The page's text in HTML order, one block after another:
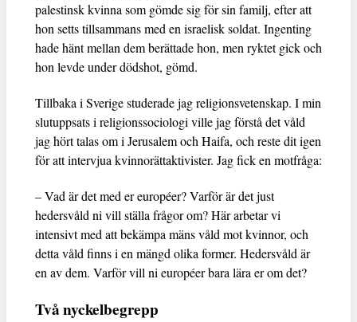
palestinsk kvinna som gömde sig för sin familj, efter att
hon setts tillsammans med en israelisk soldat. Ingenting
hade hänt mellan dem berättade hon, men ryktet gick och
hon levde under dödshot, gömd.
Tillbaka i Sverige studerade jag religionsvetenskap. I min
slutuppsats i religionssociologi ville jag förstå det våld
jag hört talas om i Jerusalem och Haifa, och reste dit igen
för att intervjua kvinnorättaktivister. Jag fick en motfråga:
– Vad är det med er européer? Varför är det just
hedersvåld ni vill ställa frågor om? Här arbetar vi
intensivt med att bekämpa mäns våld mot kvinnor, och
detta våld finns i en mängd olika former. Hedersvåld är
en av dem. Varför vill ni européer bara lära er om det?
Två nyckelbegrepp